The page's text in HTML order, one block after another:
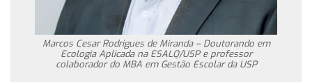
Marcos Cesar Rodrigues de Miranda – Doutorando em
Ecologia Aplicada na ESALQ/USP e professor
colaborador do MBA em Gestão Escolar da USP